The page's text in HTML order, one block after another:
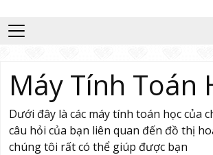
Máy Tính Toán
Dưới đây là các máy tính toán học của
câu hỏi của bạn liên quan đến đồ thị
chúng tôi rất có thể giúp được bạn